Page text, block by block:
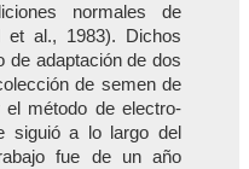
normales de
et al., 1983). Dichos
de adaptación de dos
de semen de
método de electro-
siguió a lo largo del
fue de un año